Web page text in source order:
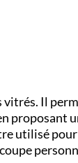
Il
proposant
utilisé